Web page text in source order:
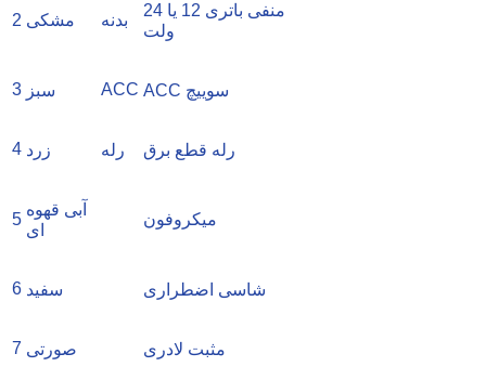
2 مشکی بدنه
منفی باتری 12 یا 24
ولت
3 سبز ACC ACC سوییچ
4 زرد رله رله قطع برق
5
آبی قهوه
ای
میکروفون
6 سفید شاسی اضطراری
7 صورتی مثبت لادری